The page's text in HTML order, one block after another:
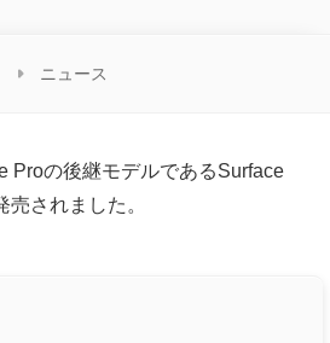
ニュース
Proの後継モデルであるSurface
されました。